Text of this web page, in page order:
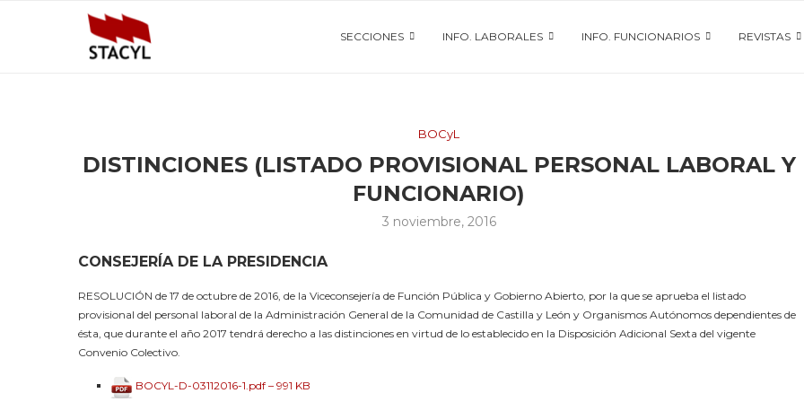
SECCIONES INFO. LABORALES INFO. FUNCIONARIOS REVISTAS
BOCyL
DISTINCIONES (LISTADO PROVISIONAL PERSONAL LABORAL Y
FUNCIONARIO)
3 noviembre, 2016
CONSEJERÍA DE LA PRESIDENCIA
RESOLUCIÓN de 17 de octubre de 2016, de la Viceconsejería de Función Pública y Gobierno Abierto, por la que se aprueba el listado
provisional del personal laboral de la Administración General de la Comunidad de Castilla y León y Organismos Autónomos dependientes de
ésta, que durante el año 2017 tendrá derecho a las distinciones en virtud de lo establecido en la Disposición Adicional Sexta del vigente
Convenio Colectivo.
BOCYL-D-03112016-1.pdf – 991 KB